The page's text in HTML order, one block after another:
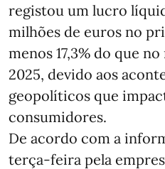
registou um lucro
milhões de euros no
menos 17,3% do que
2025, devido aos
geopolíticos que
consumidores.
De acordo com a
terça-feira pela